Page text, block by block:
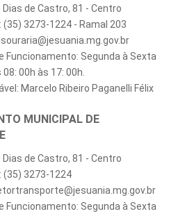
Dias de Castro, 81 - Centro
(35) 3273-1224 - Ramal 203
Funcionamento: Segunda à Sexta
08: 00h às 17: 00h.
Marcelo Ribeiro Paganelli Félix
MUNICIPAL DE
Dias de Castro, 81 - Centro
(35) 3273-1224
Funcionamento: Segunda à Sexta